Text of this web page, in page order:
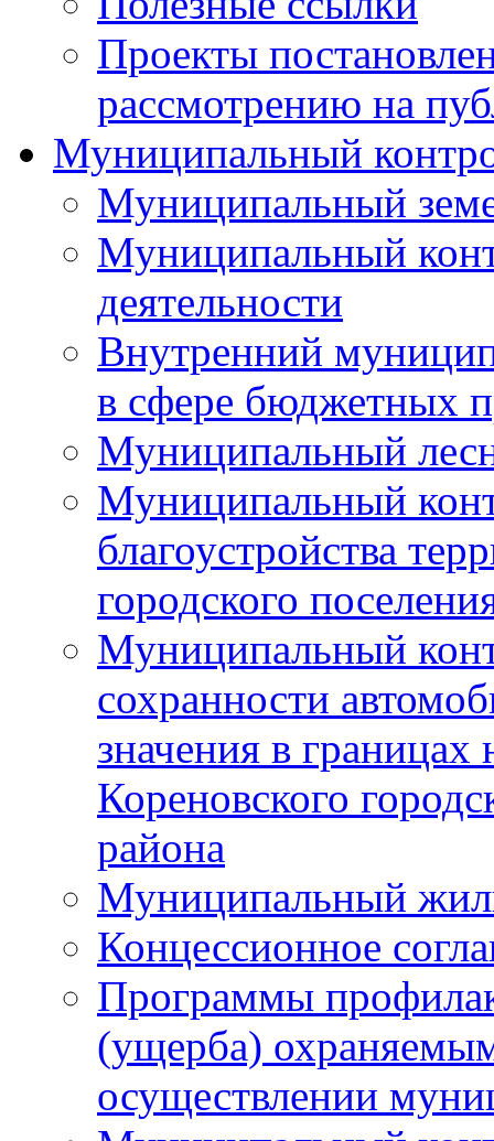
Проекты
рассмотрению на
Муниципальный
Муниципальный
Муниципальный
деятельности
Внутренний
в сфере бюджетных
Муниципальный
Муниципальный
благоустройства
городского
Муниципальный
сохранности
значения в
Кореновского
района
Муниципальный
Концессионное
Программы
(ущерба)
осуществлении